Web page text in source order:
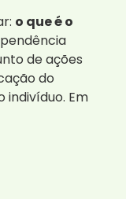
o que é o
de ações
do
indivíduo. Em